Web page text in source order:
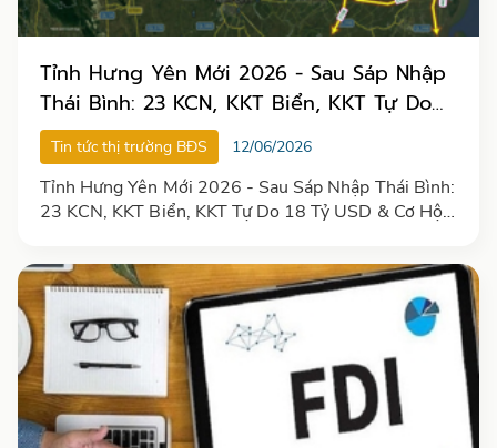
Tỉnh Hưng Yên Mới 2026 - Sau Sáp Nhập
Thái Bình: 23 KCN, KKT Biển, KKT Tự Do
18 Tỷ USD & Cơ Hội FDI
Tin tức thị trường BĐS 12/06/2026
Tỉnh Hưng Yên Mới 2026 - Sau Sáp Nhập Thái Bình:
23 KCN, KKT Biển, KKT Tự Do 18 Tỷ USD & Cơ Hội